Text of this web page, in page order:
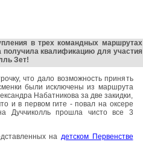
в трех командных маршрутах
получила квалификацию для участия
Зет!
что дало возможность принять
были исключены из маршрута
Набатникова за две закидки,
и в первом гите - повал на оксере
Дуччиколль прошла чисто все 3
на детском Первенстве